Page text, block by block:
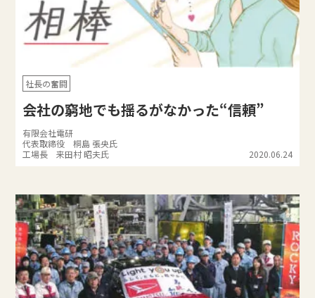
社長の奮闘
会社の窮地でも揺るがなかった“信頼”
有限会社電研
代表取締役 桐島 張央氏
工場長 来田村 昭夫氏
2020.06.24